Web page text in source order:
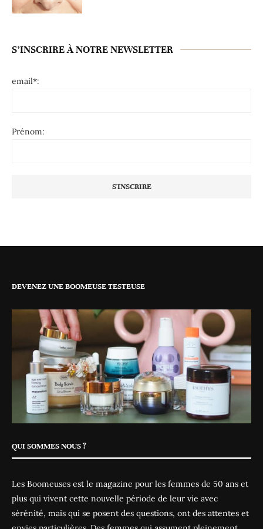
S’INSCRIRE À NOTRE NEWSLETTER
email*:
Prénom:
DEVENEZ UNE BOOMEUSE TESTEUSE
QUI SOMMES NOUS ?
Les Boomeuses est le magazine pour les femmes de 50 ans et
plus qui vivent cette nouvelle période de leur vie avec
sérénité, mais qui se posent des questions, ont des attentes et